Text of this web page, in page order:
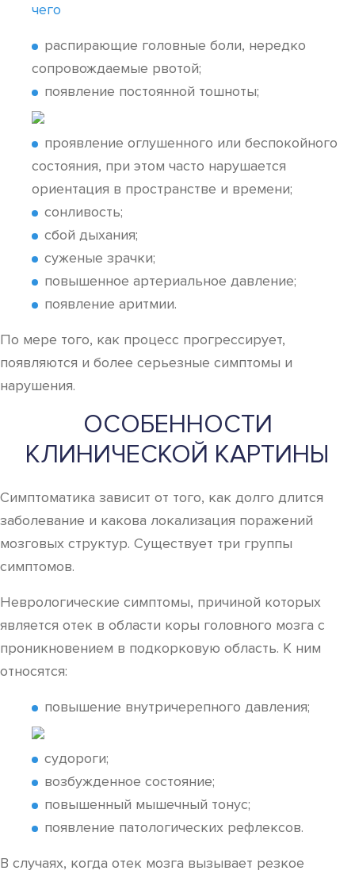
чего
распирающие головные боли, нередко
сопровождаемые рвотой;
появление постоянной тошноты;
проявление оглушенного или беспокойного
состояния, при этом часто нарушается
ориентация в пространстве и времени;
сонливость;
сбой дыхания;
суженые зрачки;
повышенное артериальное давление;
появление аритмии.
По мере того, как процесс прогрессирует,
появляются и более серьезные симптомы и
нарушения.
ОСОБЕННОСТИ
КЛИНИЧЕСКОЙ КАРТИНЫ
Симптоматика зависит от того, как долго длится
заболевание и какова локализация поражений
мозговых структур. Существует три группы
симптомов.
Неврологические симптомы, причиной которых
является отек в области коры головного мозга с
проникновением в подкорковую область. К ним
относятся:
повышение внутричерепного давления;
судороги;
возбужденное состояние;
повышенный мышечный тонус;
появление патологических рефлексов.
В случаях, когда отек мозга вызывает резкое